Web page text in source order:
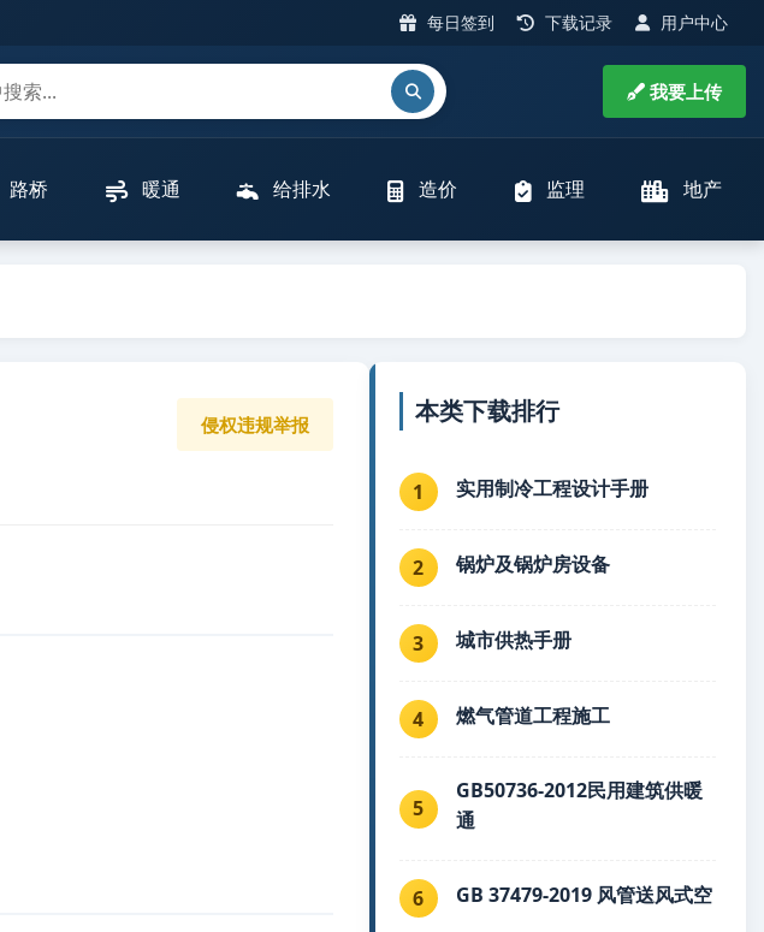
每日签到 下载记录 用户中心
我要上传
路桥 暖通 给排水 造价 监理 地产
侵权违规举报 本类下载排行
1 实用制冷工程设计手册
2 锅炉及锅炉房设备
3 城市供热手册
4 燃气管道工程施工
5
GB50736-2012民用建筑供暖
通
6 GB 37479-2019 风管送风式空